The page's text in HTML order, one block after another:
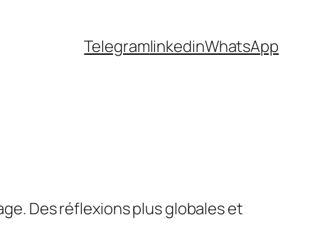
TelegramlinkedinWhatsApp
Des réflexions plus globales et